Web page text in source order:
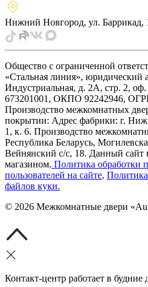
Нижний Новгород, ул. Баррикад,
Общество с ограниченной
«Стальная линия», юридический
Индустриальная, д. 2А, стр. 2,
673201001, ОКПО 92242946,
Производство межкомнатных
покрытии: Адрес фабрики: г.
1, к. 6. Производство
Республика Беларусь,
Вейнянский с/с, 18. Данный сайт
магазином. Политика обработки
пользователей на сайте,
файлов куки.
© 2026 Межкомнатные двери
Контакт-центр работает в будние